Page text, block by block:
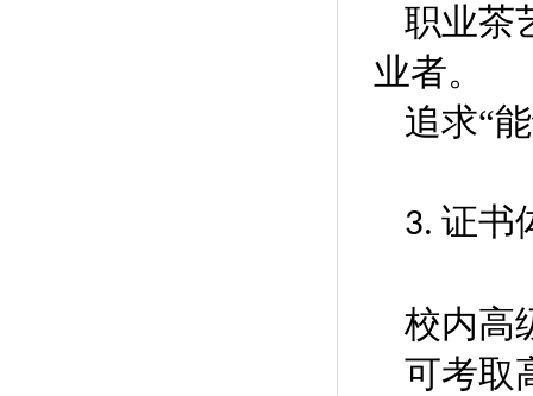
职业茶
业者。
追求“
3. 证书
校内高
可考取